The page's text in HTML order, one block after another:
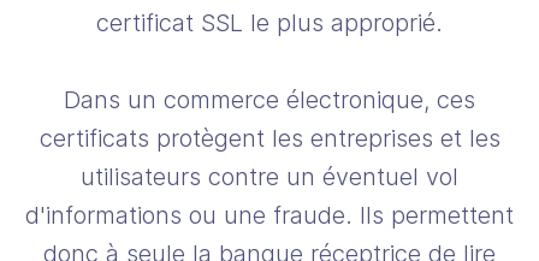
certificat SSL le plus approprié.
Dans un commerce électronique, ces
certificats protègent les entreprises et les
utilisateurs contre un éventuel vol
d'informations ou une fraude. Ils permettent
donc à seule la banque réceptrice de lire